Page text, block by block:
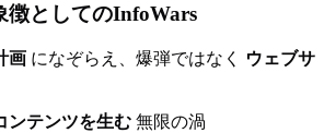
徴としてのInfoWars
画 になぞらえ、爆弾ではなく
ウェブサ
ンテンツを生む 無限の渦